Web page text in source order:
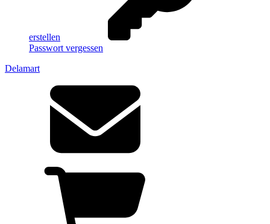
erstellen
Passwort vergessen
Delamart